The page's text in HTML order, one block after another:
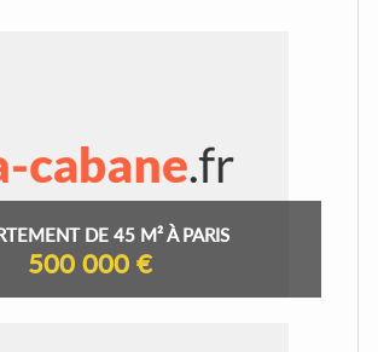
DE 45 M² À PARIS
500 000 €